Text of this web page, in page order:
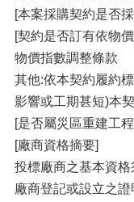
[本案採購契約是否
[契約是否訂有依物
物價指數調整條款
其他:依本契約履約
影響或工期甚短)本
[是否屬災區重建工
[廠商資格摘要]
投標廠商之基本資格
廠商登記或設立之證